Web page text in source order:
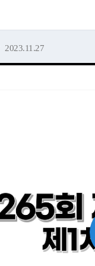
2023.11.27